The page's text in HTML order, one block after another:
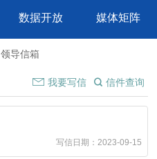
数据开放 媒体矩阵
领导信箱
信件查询
我要写信
写信日期：2023-09-15